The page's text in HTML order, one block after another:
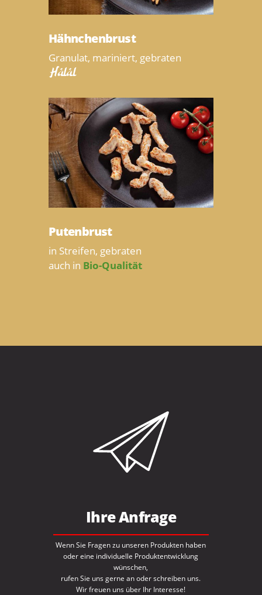
Hähnchenbrust
Granulat, mariniert, gebraten
Halal
Putenbrust
in Streifen, gebraten
auch in Bio-Qualität
Ihre Anfrage
Wenn Sie Fragen zu unseren Produkten haben
oder eine individuelle Produktentwicklung
wünschen,
rufen Sie uns gerne an oder schreiben uns.
Wir freuen uns über Ihr Interesse!